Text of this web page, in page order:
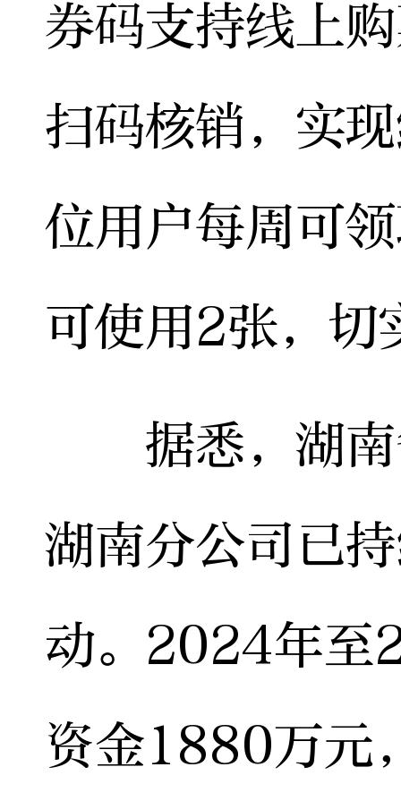
券码支持线上
扫码核销，实
位用户每周可
可使用2张，切
据悉，湖南
湖南分公司已
动。2024年至
资金1880万元